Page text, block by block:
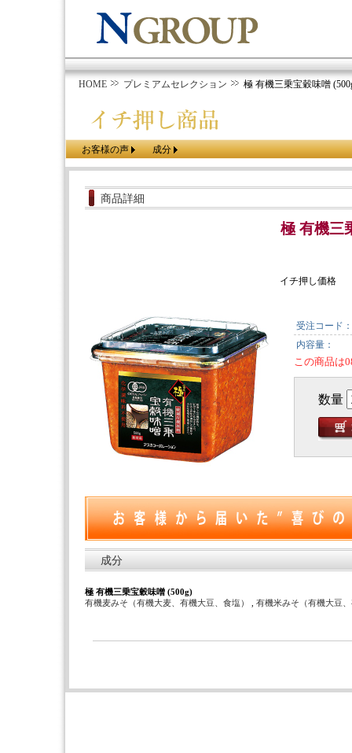
HOME プレミアムセレクション 極 有機三乗宝穀味噌
お客様の声 成分
商品詳細
極 有機三
イチ押し価格
受注コード：
内容量：
この商品は
数量
成分
極 有機三乗宝穀味噌 (500g)
有機麦みそ（有機大麦、有機大豆、食塩）
有機米みそ（有機大豆